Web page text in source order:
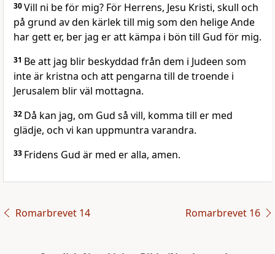
30Vill ni be för mig? För Herrens, Jesu Kristi, skull och
på grund av den kärlek till mig som den helige Ande
har gett er, ber jag er att kämpa i bön till Gud för mig.
31 Be att jag blir beskyddad från dem i Judeen som
inte är kristna och att pengarna till de troende i
Jerusalem blir väl mottagna.
32 Då kan jag, om Gud så vill, komma till er med
glädje, och vi kan uppmuntra varandra.
33 Fridens Gud är med er alla, amen.
Romarbrevet 14 Romarbrevet 16